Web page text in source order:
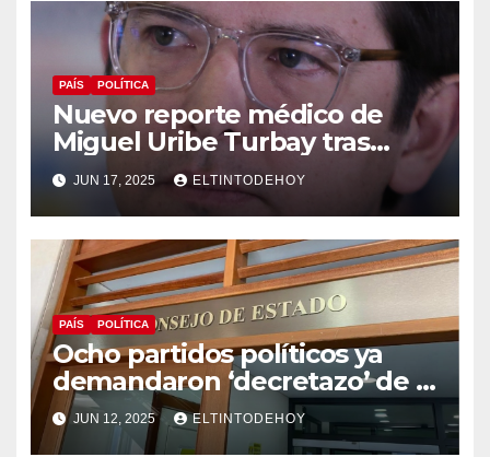
PAÍS POLÍTICA
Nuevo reporte médico de
Miguel Uribe Turbay tras
operación de urgencia a la
que fue sometido
JUN 17, 2025 ELTINTODEHOY
PAÍS POLÍTICA
Ocho partidos políticos ya
demandaron ‘decretazo’ de la
consulta popular
JUN 12, 2025 ELTINTODEHOY